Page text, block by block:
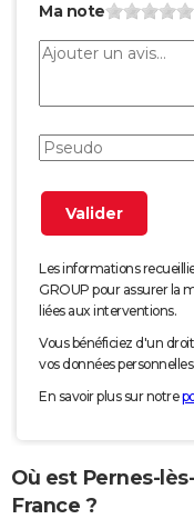
Ma note
Les informations
GROUP pour assurer la
liées aux interventions.
Vous bénéficiez d'un
vos données
En savoir plus sur notre
Où est Pernes-
France ?